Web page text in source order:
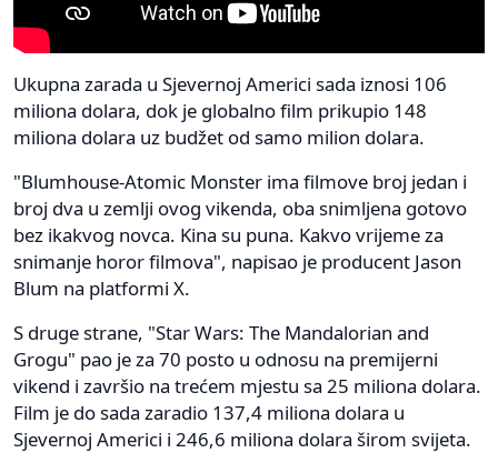
Ukupna zarada u Sjevernoj Americi sada iznosi 106
miliona dolara, dok je globalno film prikupio 148
miliona dolara uz budžet od samo milion dolara.
"Blumhouse-Atomic Monster ima filmove broj jedan i
broj dva u zemlji ovog vikenda, oba snimljena gotovo
bez ikakvog novca. Kina su puna. Kakvo vrijeme za
snimanje horor filmova", napisao je producent Jason
Blum na platformi X.
S druge strane, "Star Wars: The Mandalorian and
Grogu" pao je za 70 posto u odnosu na premijerni
vikend i završio na trećem mjestu sa 25 miliona dolara.
Film je do sada zaradio 137,4 miliona dolara u
Sjevernoj Americi i 246,6 miliona dolara širom svijeta.